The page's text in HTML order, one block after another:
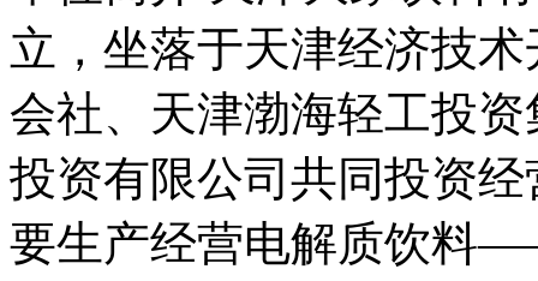
立，坐落于天津经济技
会社、天津渤海轻工投
投资有限公司共同投资
要生产经营电解质饮料